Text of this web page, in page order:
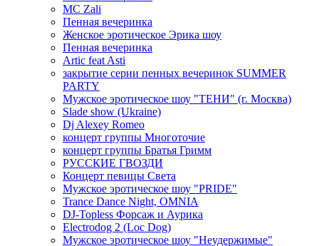
MC Zali
Пенная вечеринка
Женское эротическое Эрика шоу
Пенная вечеринка
Artic feat Asti
закрытие серии пенных вечеринок SUMMER
PARTY
Мужское эротическое шоу "ТЕНИ" (г. Москва)
Slade show (Ukraine)
Dj Alexey Romeo
концерт группы Многоточие
концерт группы Братья Гримм
РУССКИЕ ГВОЗДИ
Концерт певицы Света
Мужское эротическое шоу "PRIDE"
Trance Dance Night, OMNIA
DJ-Topless Форсаж и Аурика
Electrodog 2 (Loc Dog)
Мужское эротическое шоу "Неудержимые"